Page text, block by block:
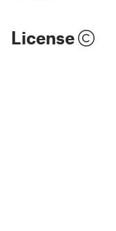
License